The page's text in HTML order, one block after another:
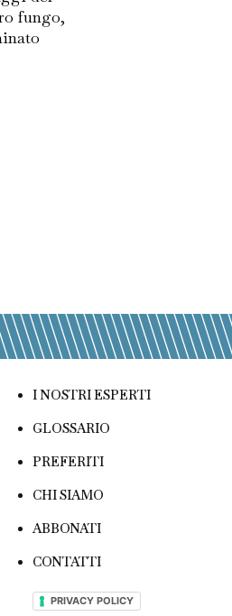
fungo,
I NOSTRI ESPERTI
GLOSSARIO
PREFERITI
CHI SIAMO
ABBONATI
CONTATTI
PRIVACY POLICY